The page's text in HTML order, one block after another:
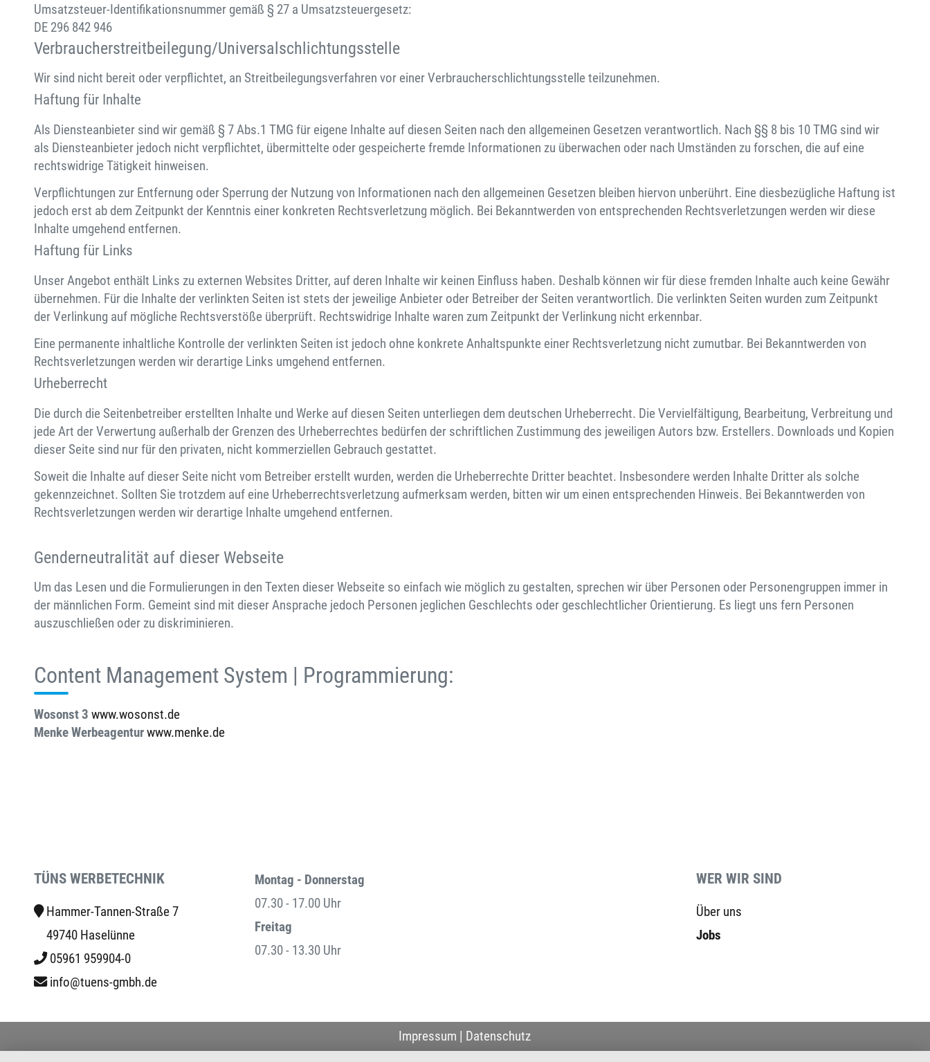
Umsatzsteuer-Identifikationsnummer gemäß § 27 a Umsatzsteuergesetz:
DE 296 842 946
Verbraucher­streit­beilegung/Universal­schlichtungs­stelle
Wir sind nicht bereit oder verpflichtet, an Streitbeilegungsverfahren vor einer Verbraucherschlichtungsstelle teilzunehmen.
Haftung für Inhalte
Als Diensteanbieter sind wir gemäß § 7 Abs.1 TMG für eigene Inhalte auf diesen Seiten nach den allgemeinen Gesetzen verantwortlich. Nach §§ 8 bis 10 TMG sind wir
als Diensteanbieter jedoch nicht verpflichtet, übermittelte oder gespeicherte fremde Informationen zu überwachen oder nach Umständen zu forschen, die auf eine
rechtswidrige Tätigkeit hinweisen.
Verpflichtungen zur Entfernung oder Sperrung der Nutzung von Informationen nach den allgemeinen Gesetzen bleiben hiervon unberührt. Eine diesbezügliche Haftung ist
jedoch erst ab dem Zeitpunkt der Kenntnis einer konkreten Rechtsverletzung möglich. Bei Bekanntwerden von entsprechenden Rechtsverletzungen werden wir diese
Inhalte umgehend entfernen.
Haftung für Links
Unser Angebot enthält Links zu externen Websites Dritter, auf deren Inhalte wir keinen Einfluss haben. Deshalb können wir für diese fremden Inhalte auch keine Gewähr
übernehmen. Für die Inhalte der verlinkten Seiten ist stets der jeweilige Anbieter oder Betreiber der Seiten verantwortlich. Die verlinkten Seiten wurden zum Zeitpunkt
der Verlinkung auf mögliche Rechtsverstöße überprüft. Rechtswidrige Inhalte waren zum Zeitpunkt der Verlinkung nicht erkennbar.
Eine permanente inhaltliche Kontrolle der verlinkten Seiten ist jedoch ohne konkrete Anhaltspunkte einer Rechtsverletzung nicht zumutbar. Bei Bekanntwerden von
Rechtsverletzungen werden wir derartige Links umgehend entfernen.
Urheberrecht
Die durch die Seitenbetreiber erstellten Inhalte und Werke auf diesen Seiten unterliegen dem deutschen Urheberrecht. Die Vervielfältigung, Bearbeitung, Verbreitung und
jede Art der Verwertung außerhalb der Grenzen des Urheberrechtes bedürfen der schriftlichen Zustimmung des jeweiligen Autors bzw. Erstellers. Downloads und Kopien
dieser Seite sind nur für den privaten, nicht kommerziellen Gebrauch gestattet.
Soweit die Inhalte auf dieser Seite nicht vom Betreiber erstellt wurden, werden die Urheberrechte Dritter beachtet. Insbesondere werden Inhalte Dritter als solche
gekennzeichnet. Sollten Sie trotzdem auf eine Urheberrechtsverletzung aufmerksam werden, bitten wir um einen entsprechenden Hinweis. Bei Bekanntwerden von
Rechtsverletzungen werden wir derartige Inhalte umgehend entfernen.
Genderneutralität auf dieser Webseite
Um das Lesen und die Formulierungen in den Texten dieser Webseite so einfach wie möglich zu gestalten, sprechen wir über Personen oder Personengruppen immer in
der männlichen Form. Gemeint sind mit dieser Ansprache jedoch Personen jeglichen Geschlechts oder geschlechtlicher Orientierung. Es liegt uns fern Personen
auszuschließen oder zu diskriminieren.
Content Management System | Programmierung:
Wosonst 3 www.wosonst.de
Menke Werbeagenturwww.menke.de
TÜNS WERBETECHNIK
Hammer-Tannen-Straße 7
49740 Haselünne
05961 959904-0
info@tuens-gmbh.de
Montag - Donnerstag
07.30 - 17.00 Uhr
Freitag
07.30 - 13.30 Uhr
WER WIR SIND
Über uns
Jobs
Impressum | Datenschutz